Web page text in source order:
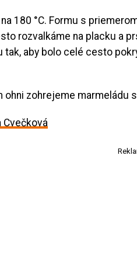
180 °C. Formu s
rozvalkáme na placku a
tak, aby bolo celé cesto
ohni zohrejeme marmeládu
Cvečková